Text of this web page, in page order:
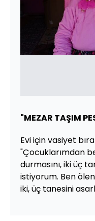
"MEZAR TAŞIM
Evi için vasiyet
"Çocuklarımdan
durmasını, iki üç
istiyorum. Ben
iki, üç tanesini